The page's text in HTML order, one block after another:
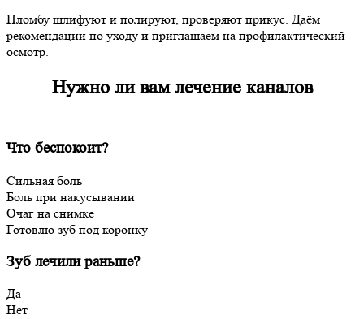
Пломбу шлифуют и полируют, проверяют прикус. Даём
рекомендации по уходу и приглашаем на профилактический
осмотр.
Нужно ли вам лечение каналов
Что беспокоит?
Сильная боль
Боль при накусывании
Очаг на снимке
Готовлю зуб под коронку
Зуб лечили раньше?
Да
Нет